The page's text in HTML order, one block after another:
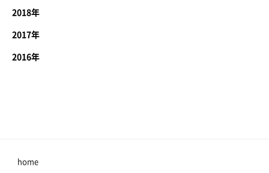
2018年
2017年
2016年
home